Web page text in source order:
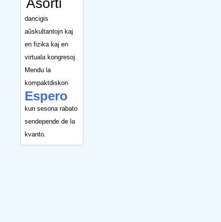
dancigis
aŭskultantojn kaj
en fizika kaj en
virtuala kongresoj.
Mendu la
kompaktdiskon
Espero
kun sesona rabato
sendepende de la
kvanto.